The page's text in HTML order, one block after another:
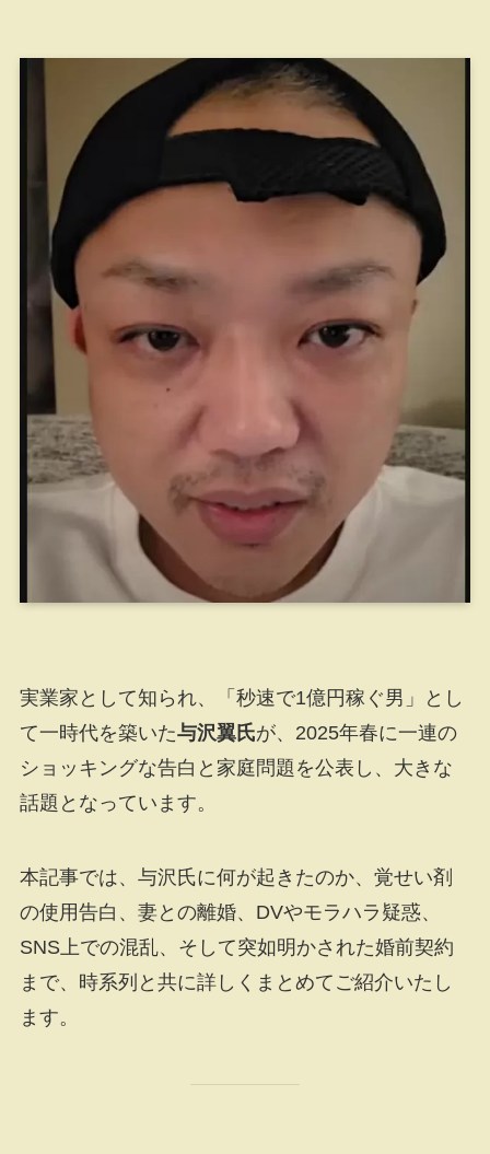
実業家として知られ、「秒速で1億円稼ぐ男」とし
て一時代を築いた与沢翼氏が、2025年春に一連の
ショッキングな告白と家庭問題を公表し、大きな
話題となっています。
本記事では、与沢氏に何が起きたのか、覚せい剤
の使用告白、妻との離婚、DVやモラハラ疑惑、
SNS上での混乱、そして突如明かされた婚前契約
まで、時系列と共に詳しくまとめてご紹介いたし
ます。